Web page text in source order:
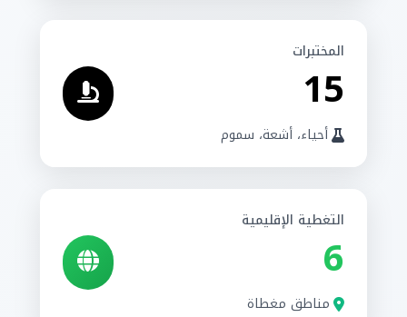
المختبرات
15
أحياء، أشعة، سموم
التغطية الإقليمية
6
مناطق مغطاة